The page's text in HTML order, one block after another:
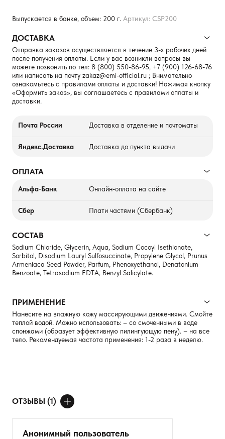
Выпускается в банке, объем: 200 г. Артикул: CSP200
ДОСТАВКА
Отправка заказов осуществляется в течение 3-х рабочих дней
после получения оплаты. Если у вас возникли вопросы вы
можете позвонить по тел: 8 (800) 550-86-95, +7 (900) 126-68-76
или написать на почту zakaz@emi-official.ru ; Внимательно
ознакомьтесь с правилами оплаты и доставки! Нажимая кнопку
«Оформить заказ», вы соглашаетесь с правилами оплаты и
доставки.
Почта России Доставка в отделение и почтоматы
Яндекс.Доставка Доставка до пункта выдачи
ОПЛАТА
Альфа-Банк Онлайн-оплата на сайте
Сбер Плати частями (Сбербанк)
СОСТАВ
Sodium Chloride, Glycerin, Aqua, Sodium Cocoyl Isethionate,
Sorbitol, Disodium Lauryl Sulfosuccinate, Propylene Glycol, Prunus
Armeniaca Seed Powder, Parfum, Phenoxyethanol, Denatonium
Benzoate, Tetrasodium EDTA, Benzyl Salicylate.
ПРИМЕНЕНИЕ
Нанесите на влажную кожу массирующими движениями. Смойте
теплой водой. Можно использовать: – со смоченными в воде
спонжами (образует эффективную пилингующую пену). – на все
тело. Рекомендуемая частота применения: 1-2 раза в неделю.
ОТЗЫВЫ (1)
ДОБАВИТЬ ОТЗЫВ
Анонимный пользователь